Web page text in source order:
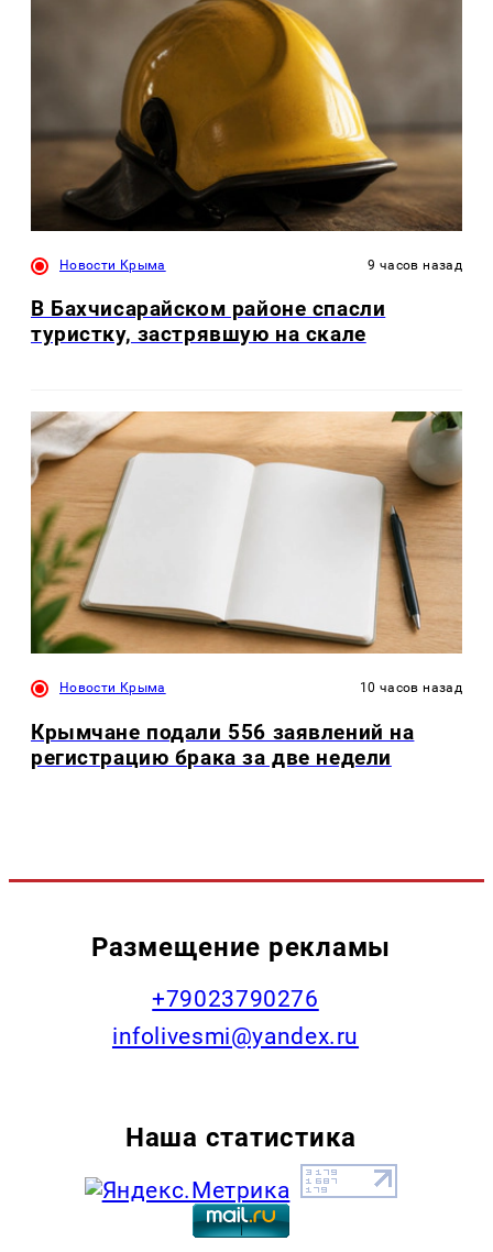
Новости Крыма 9 часов назад
В Бахчисарайском районе спасли
туристку, застрявшую на скале
Новости Крыма 10 часов назад
Крымчане подали 556 заявлений на
регистрацию брака за две недели
Размещение рекламы
+79023790276
infolivesmi@yandex.ru
Наша статистика